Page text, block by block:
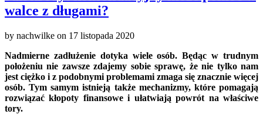
walce z długami?
by nachwilke on 17 listopada 2020
Nadmierne zadłużenie dotyka wiele osób. Będąc w trudnym
położeniu nie zawsze zdajemy sobie sprawę, że nie tylko nam
jest ciężko i z podobnymi problemami zmaga się znacznie więcej
osób. Tym samym istnieją także mechanizmy, które pomagają
rozwiązać kłopoty finansowe i ułatwiają powrót na właściwe
tory.